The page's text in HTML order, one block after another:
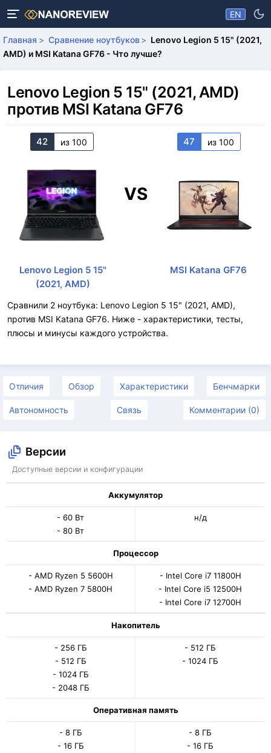
EN
Главная Сравнение ноутбуков
Lenovo Legion 5 15" (2021,
AMD) и MSI Katana GF76 - Что лучше?
Lenovo Legion 5 15" (2021, AMD)
против MSI Katana GF76
42 из 100
VS
47 из 100
Lenovo Legion 5 15"
(2021, AMD)
MSI Katana GF76
Сравнили 2 ноутбука: Lenovo Legion 5 15" (2021, AMD),
против MSI Katana GF76. Ниже - характеристики, тесты,
плюсы и минусы каждого устройства.
Отличия Обзор Характеристики Бенчмарки
Автономность Связь Комментарии (0)
Версии
Доступные версии и конфигурации
Аккумулятор
- 60 Вт
- 80 Вт
н/д
Процессор
- AMD Ryzen 5 5600H
- AMD Ryzen 7 5800H
- Intel Core i7 11800H
- Intel Core i5 12500H
- Intel Core i7 12700H
Накопитель
- 256 ГБ
- 512 ГБ
- 1024 ГБ
- 2048 ГБ
- 512 ГБ
- 1024 ГБ
Оперативная память
- 8 ГБ
- 16 ГБ
- 8 ГБ
- 16 ГБ